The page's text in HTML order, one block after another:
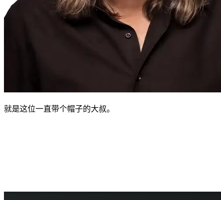
就是这位一直带个帽子的大叔。